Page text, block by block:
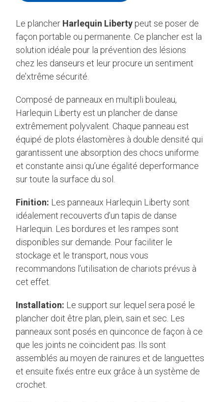
Le plancher Harlequin Liberty peut se poser de
façon portable ou permanente. Ce plancher est la
solution idéale pour la prévention des lésions
chez les danseurs et leur procure un sentiment
de’xtrême sécurité.
Composé de panneaux en multipli bouleau,
Harlequin Liberty est un plancher de danse
extrêmement polyvalent. Chaque panneau est
équipé de plots élastomères à double densité qui
garantissent une absorption des chocs uniforme
et constante ainsi qu’une égalité deperformance
sur toute la surface du sol.
Finition: Les panneaux Harlequin Liberty sont
idéalement recouverts d’un tapis de danse
Harlequin. Les bordures et les rampes sont
disponibles sur demande. Pour faciliter le
stockage et le transport, nous vous
recommandons l’utilisation de chariots prévus à
cet effet.
Installation: Le support sur lequel sera posé le
plancher doit être plan, plein, sain et sec. Les
panneaux sont posés en quinconce de façon à ce
que les joints ne coïncident pas. Ils sont
assemblés au moyen de rainures et de languettes
et ensuite fixés entre eux grâce à un système de
crochet.